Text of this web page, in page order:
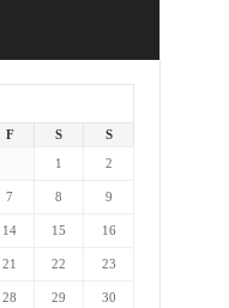
F S
S
1
2
7 8 9
14 15 16
21 22 23
28 29 30